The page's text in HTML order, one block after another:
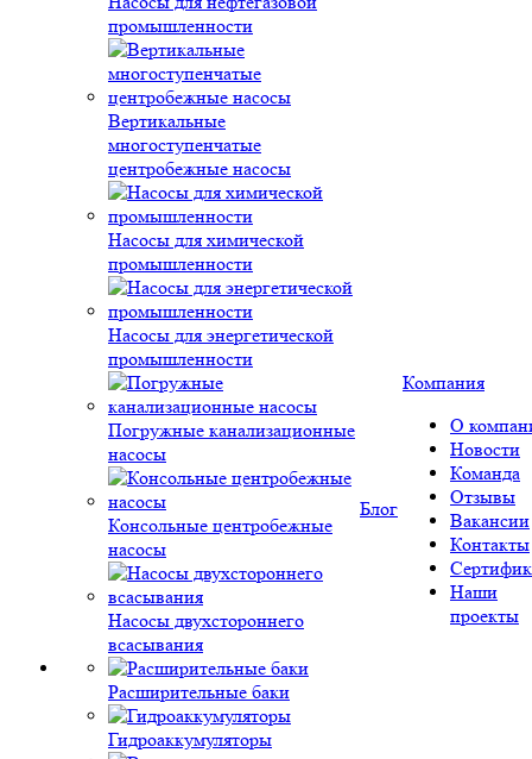
промышленности
Вертикальные
многоступенчатые
центробежные насосы
Насосы для химической
промышленности
Насосы для энергетической
промышленности
Погружные канализационные
насосы
Консольные центробежные
насосы
Насосы двухстороннего
всасывания
Расширительные баки
Гидроаккумуляторы
Блог
Компания
О
Новости
Команда
Отзывы
Вакансии
Контакты
Наши
проекты